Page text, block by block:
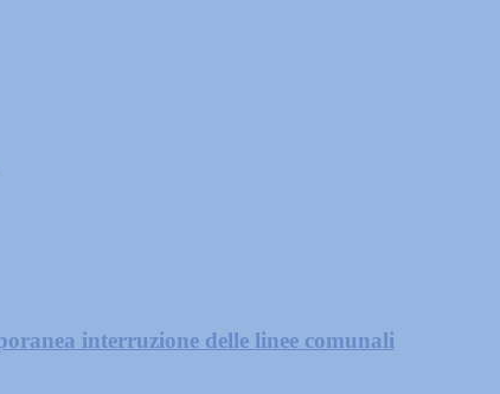
interruzione delle linee comunali